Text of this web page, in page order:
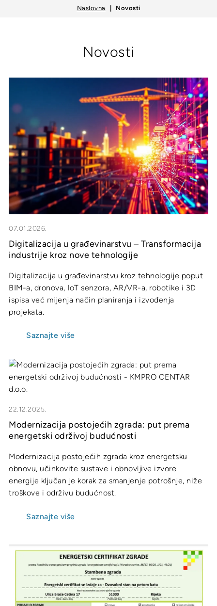
Naslovna Novosti
Novosti
07.01.2026.
Digitalizacija u građevinarstvu – Transformacija
industrije kroz nove tehnologije
Digitalizacija u građevinarstvu kroz tehnologije poput
BIM-a, dronova, IoT senzora, AR/VR-a, robotike i 3D
ispisa već mijenja način planiranja i izvođenja
projekata.
Saznajte više
22.12.2025.
Modernizacija postojećih zgrada: put prema
energetski održivoj budućnosti
Modernizacija postojećih zgrada kroz energetsku
obnovu, učinkovite sustave i obnovljive izvore
energije ključan je korak za smanjenje potrošnje, niže
troškove i održivu budućnost.
Saznajte više